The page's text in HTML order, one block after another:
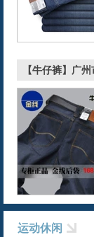
【牛仔裤】广
运动休闲